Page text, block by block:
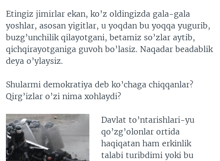
Etingiz jimirlar ekan, ko’z oldingizda gala-gala
yoshlar, asosan yigitlar, u yoqdan bu yoqqa yugurib,
buzg’unchilik qilayotgani, betamiz so’zlar aytib,
qichqirayotganiga guvoh bo’lasiz. Naqadar beadablik
deya o’ylaysiz.
Shularmi demokratiya deb ko’chaga chiqqanlar?
Qirg’izlar o’zi nima xohlaydi?
Davlat to’ntarishlari-yu
qo’zg’olonlar ortida
haqiqatan ham erkinlik
talabi turibdimi yoki bu